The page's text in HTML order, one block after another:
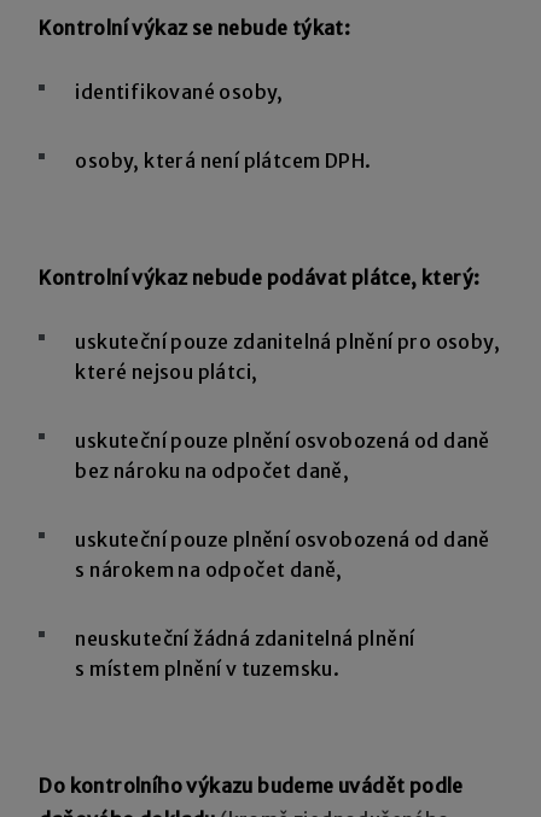
Kontrolní výkaz se nebude týkat:
identifikované osoby,
osoby, která není plátcem DPH.
Kontrolní výkaz nebude podávat plátce, který:
uskuteční pouze zdanitelná plnění pro osoby,
které nejsou plátci,
uskuteční pouze plnění osvobozená od daně
bez nároku na odpočet daně,
uskuteční pouze plnění osvobozená od daně
s nárokem na odpočet daně,
neuskuteční žádná zdanitelná plnění
s místem plnění v tuzemsku.
Do kontrolního výkazu budeme uvádět podle